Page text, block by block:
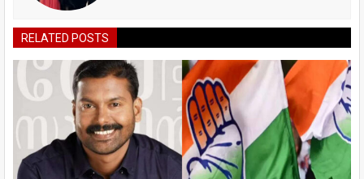
RELATED POSTS